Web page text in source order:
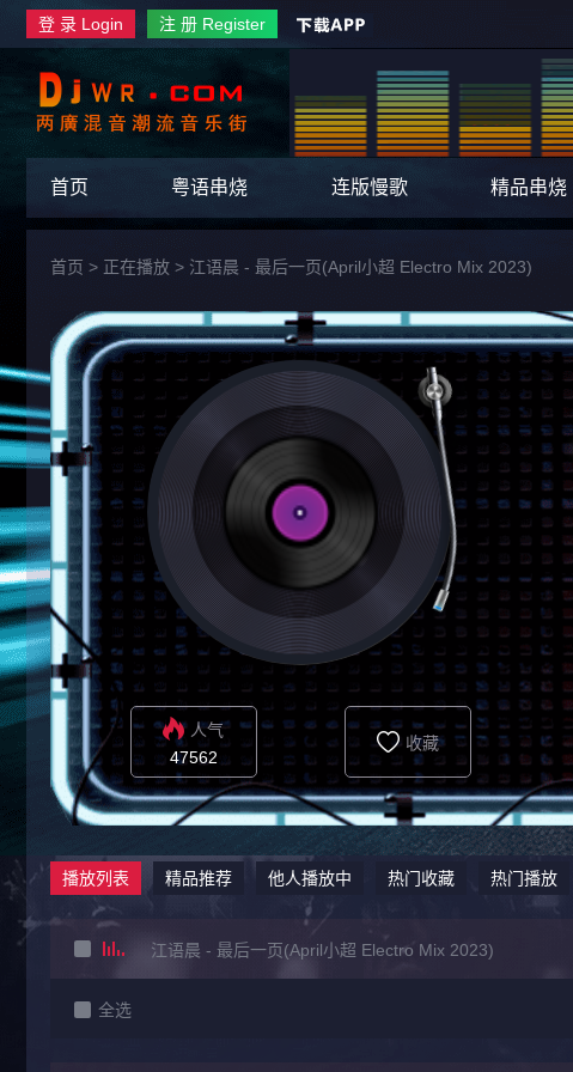
登 录 Login 注 册 Register
首页 粤语串烧 连版慢歌 精品串烧
首页 > 正在播放 > 江语晨 - 最后一页(April小超 Electro Mix 2023)
人气
47562
收藏
播放列表 精品推荐 他人播放中 热门收藏 热门播放
江语晨 - 最后一页(April小超 Electro Mix 2023)
全选